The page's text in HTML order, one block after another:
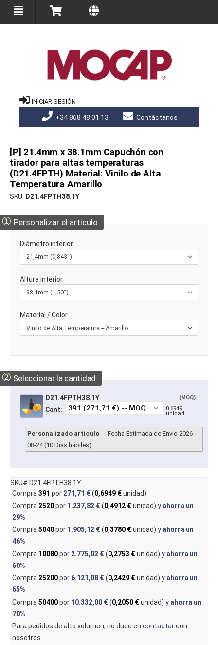
INICIAR SESIÓN
+34 868 48 01 13 Contáctanos
[P] 21.4mm x 38.1mm Capuchón con
tirador para altas temperaturas
(D21.4FPTH) Material: Vinilo de Alta
Temperatura Amarillo
SKU D21.4FPTH38.1Y
① Personalizar el articulo
Diámetro interior
Altura interior
Material / Color
② Seleccionar la cantidad
D21.4FPTH38.1Y (MOQ)
Cant:
0.6949
unidad
Personalizado artículo - - Fecha Estimada de Envío 2026-
08-24 (10 Días hábiles)
SKU# D21.4FPTH38.1Y
Compra 391 por 271,71 €(0,6949 €unidad)
Compra 2520por 1.237,82 €(0,4912 €unidad) y ahorra un
29%
Compra5040por 1.905,12 €(0,3780 €unidad) y ahorra un
46%
Compra 10080por 2.775,02 €(0,2753 €unidad) y ahorra un
60%
Compra 25200por 6.121,08 €(0,2429 €unidad) y ahorra un
65%
Compra 50400por 10.332,00 €(0,2050 €unidad) y ahorra un
70%
Para pedidos de alto volumen, no dude en contactarcon
nosotros.